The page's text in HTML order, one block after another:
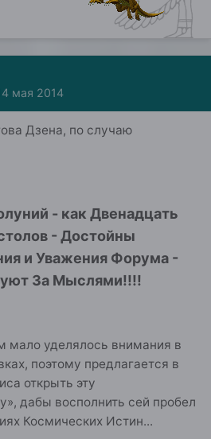
мая 2014
Дзена, по случаю
- как Двенадцать
- Достойны
и Уважения Форума -
За Мыслями!!!!
уделялось внимания в
поэтому предлагается в
открыть эту
дабы восполнить сей пробел
Космических Истин...